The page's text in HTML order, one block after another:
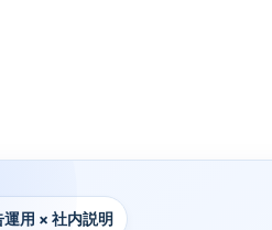
用 × 社内説明